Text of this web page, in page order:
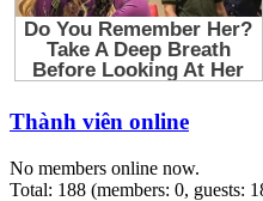
Thành viên online
No members online now.
Total: 188 (members: 0, guests: